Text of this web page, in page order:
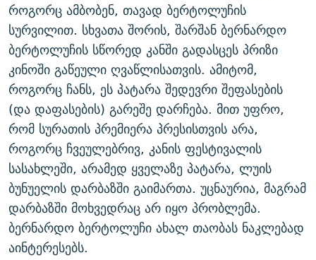
როგორც ამბობენ, თავად ბერტოლუჩის
სურვილით. სხვათა შორის, შარშან ბერნარდო
ბერტოლუჩის სწორედ კანში გადასცეს პრიზი
კინოში გაწეული ღვაწლისათვის. ამიტომ,
როგორც ჩანს, ეს პატარა შედევრი შეფასების
(და დაფასების) გარეშე დარჩება. მით უფრო,
რომ სურათის პრემიერა პრესისთვის არა,
როგორც ჩვეულებრივ, კანის ფესტივალის
სასახლეში, არამედ ყველაზე პატარა, ლუის
ბუნუელის დარბაზში გაიმართა. უცნაურია, მაგრამ
დარბაზში მოხვედრაც არ იყო პრობლემა.
ბერნარდო ბერტოლუჩი ახალ თაობას ნაკლებად
აინტერესებს.